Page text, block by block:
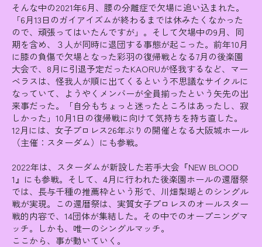
そんな中の2021年6月、腰の分離症で欠場に追い込まれた。
「6月13日のガイアイズムが終わるまでは休みたくなかった
ので、頑張ってはいたんですが」。そして欠場中の9月、同
期を含め、３人が同時に退団する事態が起こった。前年10月
に膝の負傷で欠場となった彩羽の復帰戦となる7月の後楽園
大会で、8月に引退予定だったKAORUが怪我するなど、マー
ベラスは、怪我人が順に出てくるという不思議なサイクルに
なっていて、ようやくメンバーが全員揃ったという矢先の出
来事だった。「自分もちょっと迷ったところはあったし、寂
しかった」10月1日の復帰戦に向けて気持ちを持ち直した。
12月には、女子プロレス26年ぶりの開催となる大阪城ホール
（主催：スターダム）にも参戦。
2022年は、スターダムが新設した若手大会『NEW BLOOD
1』にも参戦。そして、4月に行われた後楽園ホールの還暦祭
では、長与千種の推薦枠という形で、川畑梨瑚とのシングル
戦が実現。この還暦祭は、実質女子プロレスのオールスター
戦的内容で、14団体が集結した。その中でのオープニングマ
ッチ。しかも、唯一のシングルマッチ。
ここから、事が動いていく。